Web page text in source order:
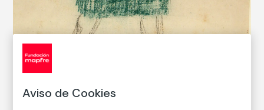
Aviso de Cookies